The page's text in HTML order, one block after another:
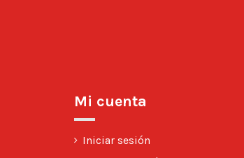
Mi cuenta
Iniciar sesión